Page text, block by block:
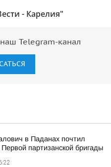
- Карелия"
Telegram-канал
в Паданах почтил
партизанской бригады